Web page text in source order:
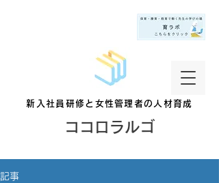
新入社員研修と女性管理者の人材育成
ココロラルゴ
記事